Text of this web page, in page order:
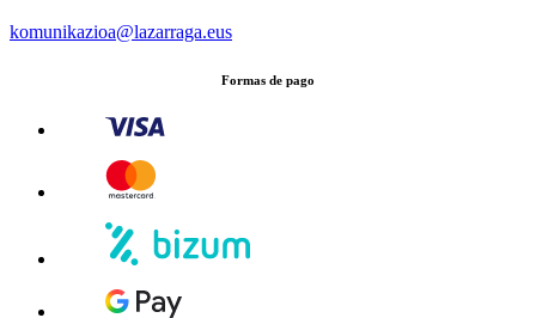
komunikazioa@lazarraga.eus
Formas de pago